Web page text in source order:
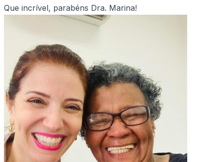
Que incrível, parabéns Dra. Marina!